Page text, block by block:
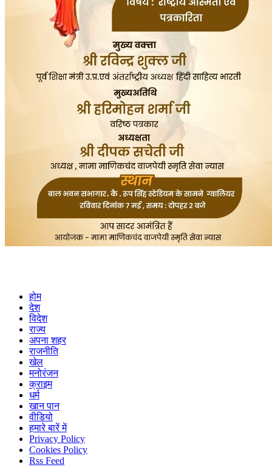
होम
देश
विदेश
राज्य
अपना शहर
राजनीति
खेल
मनोरंजन
क्राइम
धर्म
खान पान
वीडियो
हमारे बारें में
Privacy Policy
Cookies Policy
Rss Feed